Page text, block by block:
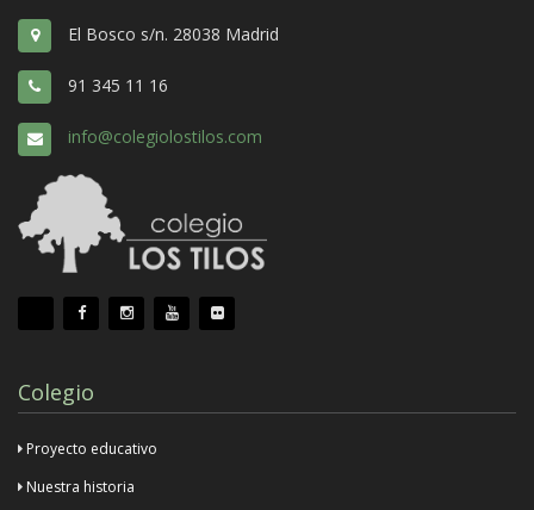
El Bosco s/n. 28038 Madrid
91 345 11 16
info@colegiolostilos.com
Colegio
Proyecto educativo
Nuestra historia